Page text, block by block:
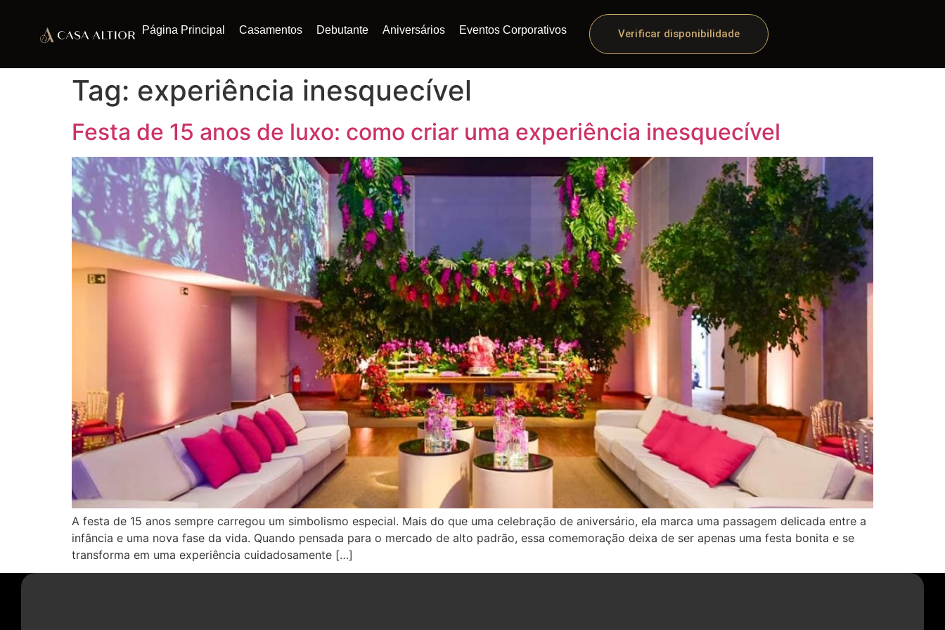
Página Principal Casamentos Debutante Aniversários Eventos Corporativos Verificar disponibilidade
Tag: experiência inesquecível
Festa de 15 anos de luxo: como criar uma experiência inesquecível
A festa de 15 anos sempre carregou um simbolismo especial. Mais do que uma celebração de aniversário, ela marca uma passagem delicada entre a
infância e uma nova fase da vida. Quando pensada para o mercado de alto padrão, essa comemoração deixa de ser apenas uma festa bonita e se
transforma em uma experiência cuidadosamente […]